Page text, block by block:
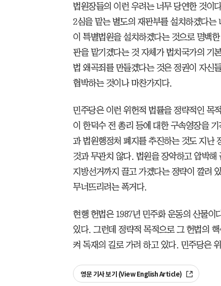
법원장들의 이런 우려는 너무 당연한 것이
2심을 맡는 별도의 재판부를 설치하겠다
이 특별법원을 설치하겠다는 것으로 명백
판을 맡기겠다는 것 자체가 법치국가의 기
법 왜곡죄를 만들겠다는 것은 정권이 자신
협박하는 것이나 마찬가지다.
민주당은 이런 위헌적 법률을 정략적인 목
이 한덕수 전 총리 등에 대한 구속영장을
과 법원행정처 폐지를 추진하는 것도 지난
것과 무관치 않다. 법원을 장악하고 압박
지방선거까지 끌고 가겠다는 정략이 깔려
무너뜨리려는 폭거다.
현행 헌법은 1987년 민주화 운동의 산물이
있다. 그런데 정략적 목적으로 그 헌법의
켜 독재의 길로 가려 하고 있다. 민주당은
영문 기사 보기 (View English Article)